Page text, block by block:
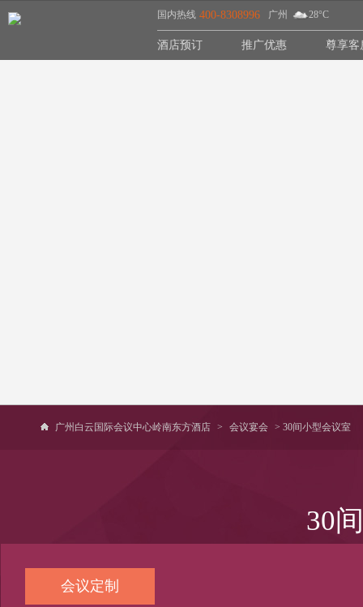
国内热线 400-8308996 广州 28°C
酒店预订 推广优惠 尊享客
广州白云国际会议中心岭南东方酒店 > 会议宴会 > 30间小型会议室
30
会议定制